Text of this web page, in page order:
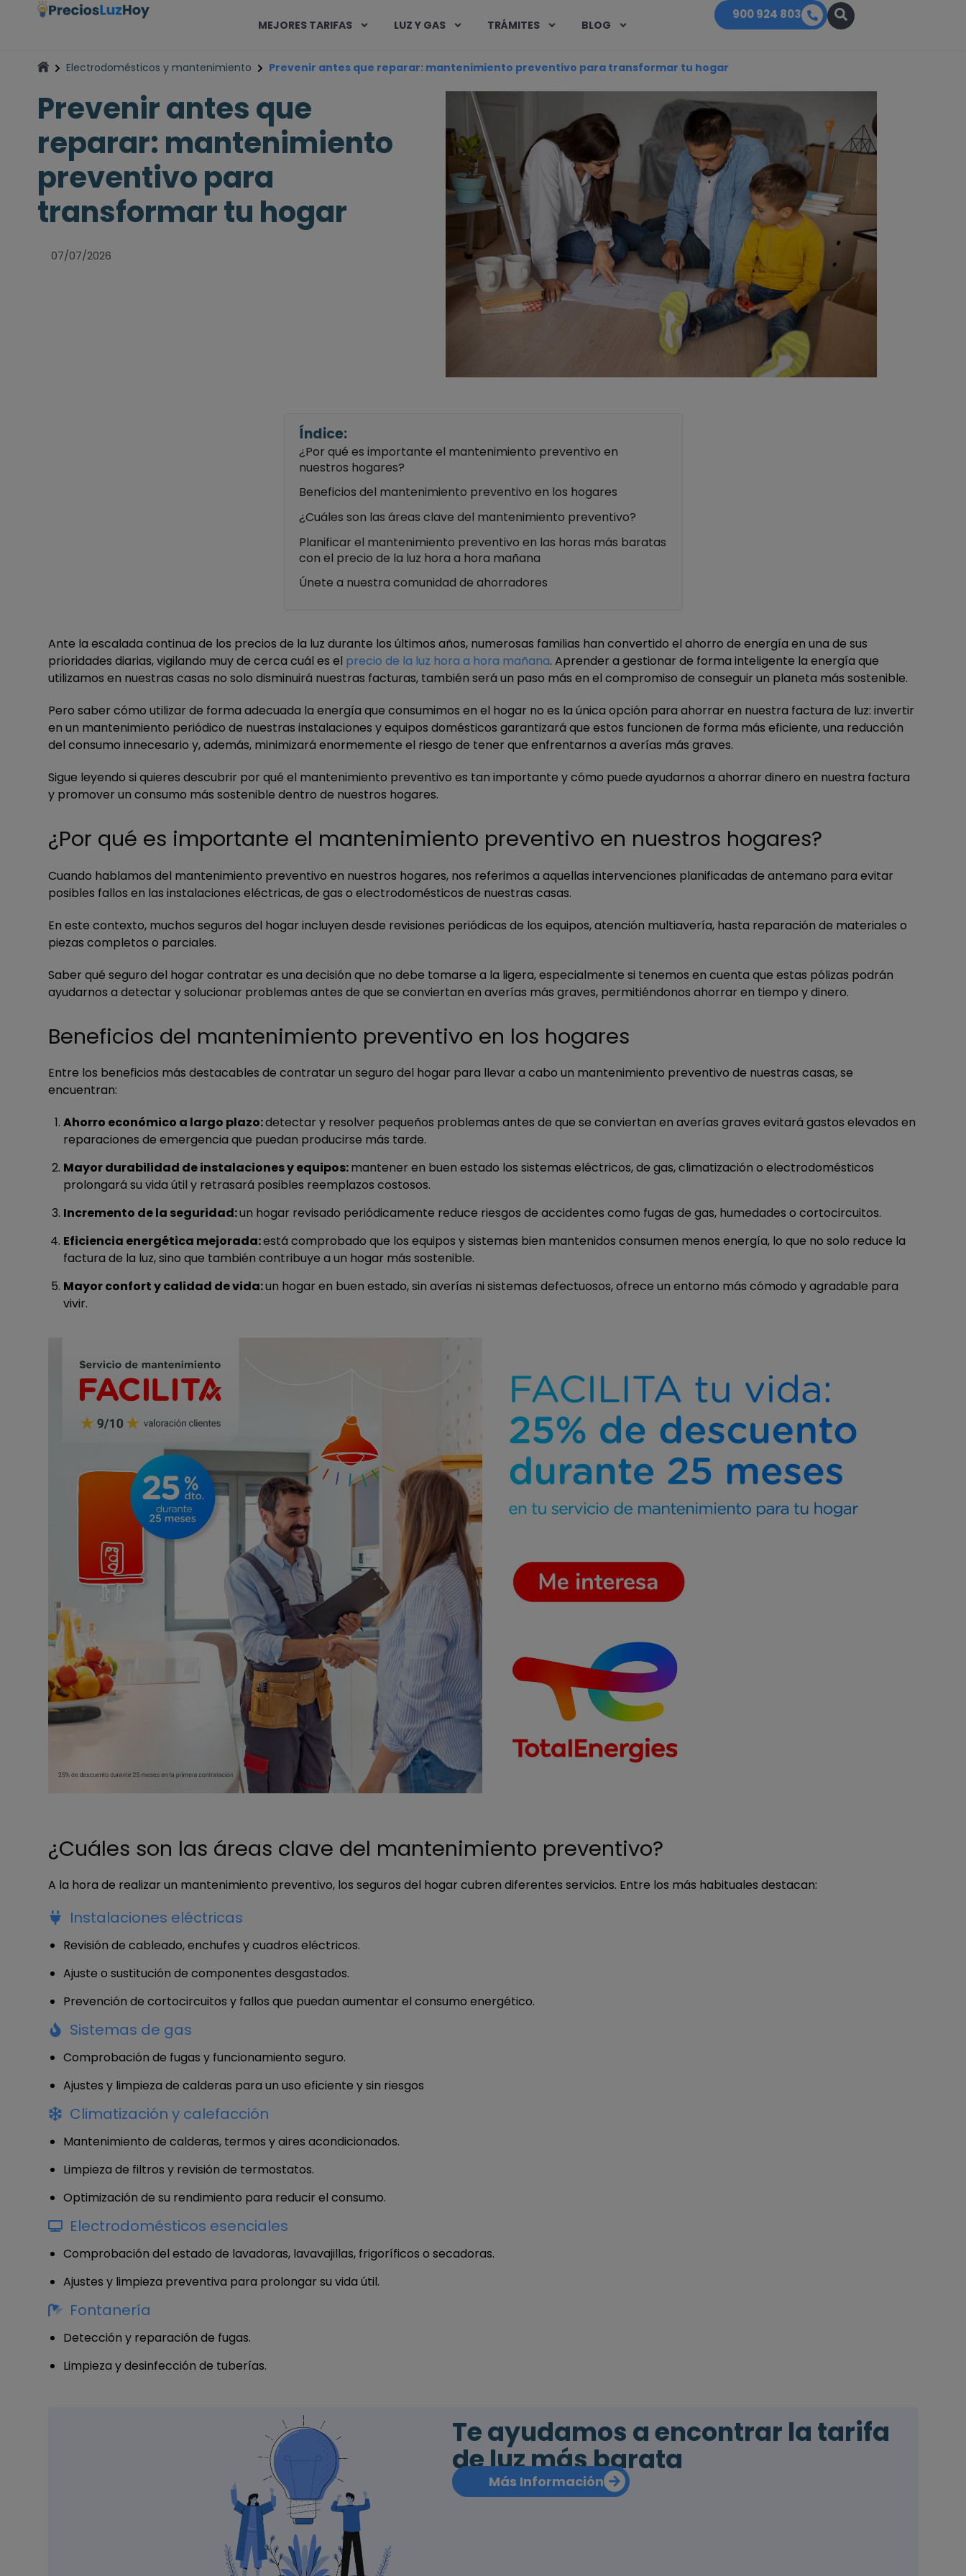
MEJORES TARIFAS LUZ Y GAS TRÁMITES BLOG
900 924 803
Electrodomésticos y mantenimiento Prevenir antes que reparar: mantenimiento preventivo para transformar tu hogar
Prevenir antes que
reparar: mantenimiento
preventivo para
transformar tu hogar
07/07/2026
Índice:
¿Por qué es importante el mantenimiento preventivo en
nuestros hogares?
Beneficios del mantenimiento preventivo en los hogares
¿Cuáles son las áreas clave del mantenimiento preventivo?
Planificar el mantenimiento preventivo en las horas más baratas
con el precio de la luz hora a hora mañana
Únete a nuestra comunidad de ahorradores
Ante la escalada continua de los precios de la luz durante los últimos años, numerosas familias han convertido el ahorro de energía en una de sus
prioridades diarias, vigilando muy de cerca cuál es el precio de la luz hora a hora mañana. Aprender a gestionar de forma inteligente la energía que
utilizamos en nuestras casas no solo disminuirá nuestras facturas, también será un paso más en el compromiso de conseguir un planeta más sostenible.
Pero saber cómo utilizar de forma adecuada la energía que consumimos en el hogar no es la única opción para ahorrar en nuestra factura de luz: invertir
en un mantenimiento periódico de nuestras instalaciones y equipos domésticos garantizará que estos funcionen de forma más eficiente, una reducción
del consumo innecesario y, además, minimizará enormemente el riesgo de tener que enfrentarnos a averías más graves.
Sigue leyendo si quieres descubrir por qué el mantenimiento preventivo es tan importante y cómo puede ayudarnos a ahorrar dinero en nuestra factura
y promover un consumo más sostenible dentro de nuestros hogares.
¿Por qué es importante el mantenimiento preventivo en nuestros hogares?
Cuando hablamos del mantenimiento preventivo en nuestros hogares, nos referimos a aquellas intervenciones planificadas de antemano para evitar
posibles fallos en las instalaciones eléctricas, de gas o electrodomésticos de nuestras casas.
En este contexto, muchos seguros del hogar incluyen desde revisiones periódicas de los equipos, atención multiavería, hasta reparación de materiales o
piezas completos o parciales.
Saber qué seguro del hogar contratar es una decisión que no debe tomarse a la ligera, especialmente si tenemos en cuenta que estas pólizas podrán
ayudarnos a detectar y solucionar problemas antes de que se conviertan en averías más graves, permitiéndonos ahorrar en tiempo y dinero.
Beneficios del mantenimiento preventivo en los hogares
Entre los beneficios más destacables de contratar un seguro del hogar para llevar a cabo un mantenimiento preventivo de nuestras casas, se
encuentran:
Ahorro económico a largo plazo:detectar y resolver pequeños problemas antes de que se conviertan en averías graves evitará gastos elevados en
reparaciones de emergencia que puedan producirse más tarde.
Mayor durabilidad de instalaciones y equipos:mantener en buen estado los sistemas eléctricos, de gas, climatización o electrodomésticos
prolongará su vida útil y retrasará posibles reemplazos costosos.
Incremento de la seguridad:un hogar revisado periódicamente reduce riesgos de accidentes como fugas de gas, humedades o cortocircuitos.
Eficiencia energética mejorada:está comprobado que los equipos y sistemas bien mantenidos consumen menos energía, lo que no solo reduce la
factura de la luz, sino que también contribuye a un hogar más sostenible.
Mayor confort y calidad de vida:un hogar en buen estado, sin averías ni sistemas defectuosos, ofrece un entorno más cómodo y agradable para
vivir.
¿Cuáles son las áreas clave del mantenimiento preventivo?
A la hora de realizar un mantenimiento preventivo, los seguros del hogar cubren diferentes servicios. Entre los más habituales destacan:
Instalaciones eléctricas
Revisión de cableado, enchufes y cuadros eléctricos.
Ajuste o sustitución de componentes desgastados.
Prevención de cortocircuitos y fallos que puedan aumentar el consumo energético.
Sistemas de gas
Comprobación de fugas y funcionamiento seguro.
Ajustes y limpieza de calderas para un uso eficiente y sin riesgos
Climatización y calefacción
Mantenimiento de calderas, termos y aires acondicionados.
Limpieza de filtros y revisión de termostatos.
Optimización de su rendimiento para reducir el consumo.
Electrodomésticos esenciales
Comprobación del estado de lavadoras, lavavajillas, frigoríficos o secadoras.
Ajustes y limpieza preventiva para prolongar su vida útil.
Fontanería
Detección y reparación de fugas.
Limpieza y desinfección de tuberías.
Te ayudamos a encontrar la tarifa
de luz más barata
Más Información